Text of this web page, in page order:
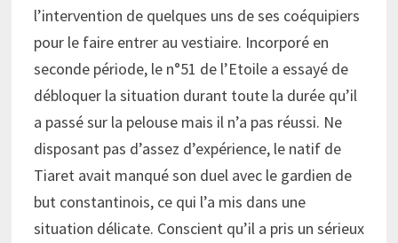
l’intervention de quelques uns de ses coéquipiers
pour le faire entrer au vestiaire. Incorporé en
seconde période, le n°51 de l’Etoile a essayé de
débloquer la situation durant toute la durée qu’il
a passé sur la pelouse mais il n’a pas réussi. Ne
disposant pas d’assez d’expérience, le natif de
Tiaret avait manqué son duel avec le gardien de
but constantinois, ce qui l’a mis dans une
situation délicate. Conscient qu’il a pris un sérieux